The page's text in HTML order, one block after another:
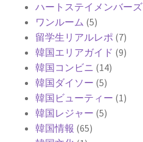
ハートステイメンバーズ
ワンルーム (5)
留学生リアルレポ (7)
韓国エリアガイド (9)
韓国コンビニ (14)
韓国ダイソー (5)
韓国ビューティー (1)
韓国レジャー (5)
韓国情報 (65)